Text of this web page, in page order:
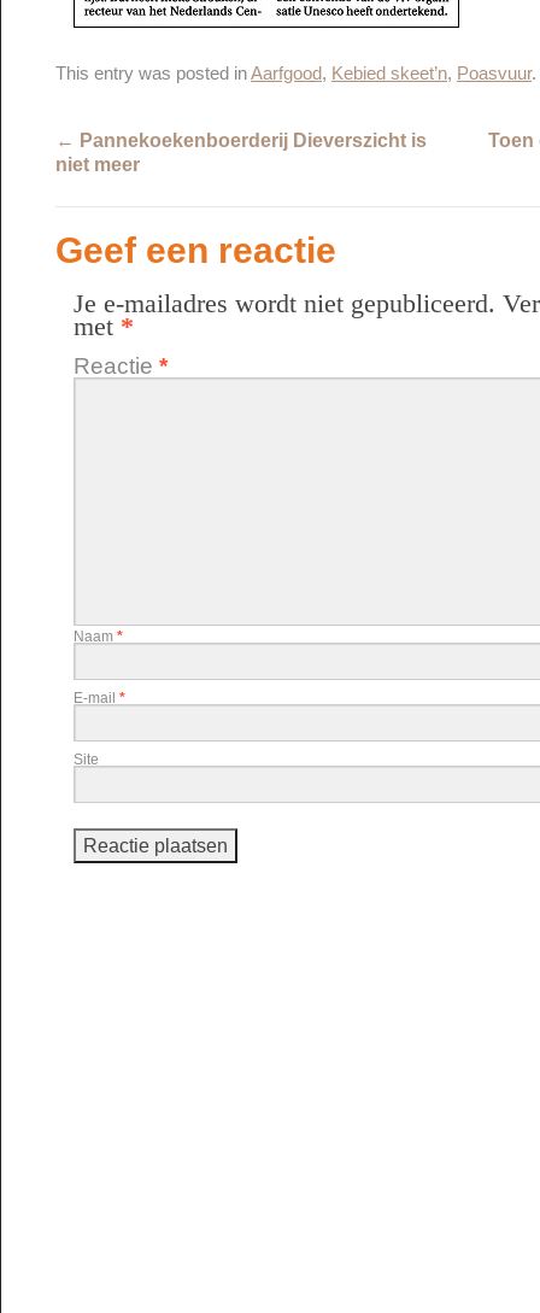
This entry was posted inAarfgood, Kebied skeet’n, Poasvuur.
← Pannekoekenboerderij Dieverszicht is
niet meer
Toen
Geef een reactie
Je e-mailadres wordt niet gepubliceerd.
met *
Reactie *
Naam *
E-mail *
Site